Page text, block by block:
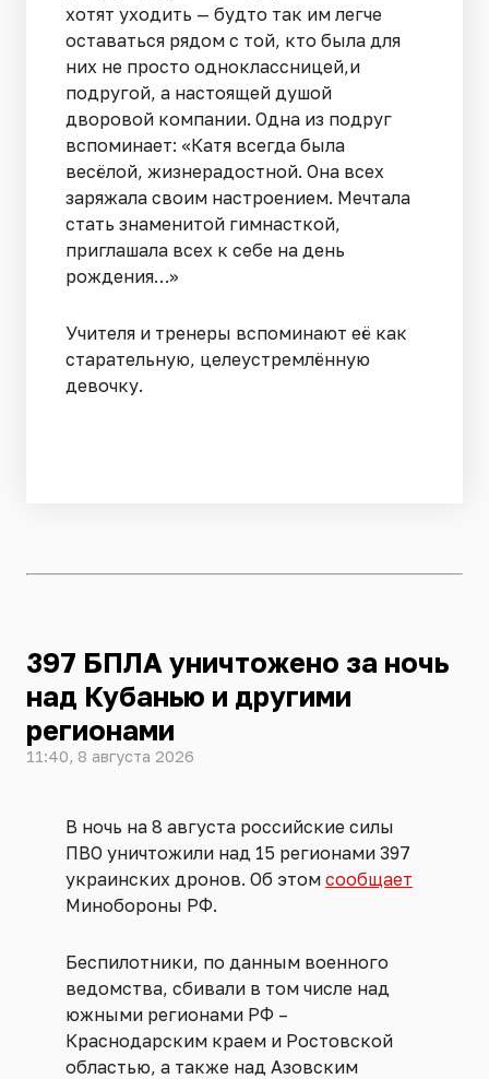
хотят уходить — будто так им легче
оставаться рядом с той, кто была для
них не просто одноклассницей,и
подругой, а настоящей душой
дворовой компании. Одна из подруг
вспоминает: «Катя всегда была
весёлой, жизнерадостной. Она всех
заряжала своим настроением. Мечтала
стать знаменитой гимнасткой,
приглашала всех к себе на день
рождения…»
Учителя и тренеры вспоминают её как
старательную, целеустремлённую
девочку.
397 БПЛА уничтожено за ночь
над Кубанью и другими
регионами
11:40, 8 августа 2026
В ночь на 8 августа российские силы
ПВО уничтожили над 15 регионами 397
украинских дронов. Об этом сообщает
Минобороны РФ.
Беспилотники, по данным военного
ведомства, сбивали в том числе над
южными регионами РФ –
Краснодарским краем и Ростовской
областью, а также над Азовским